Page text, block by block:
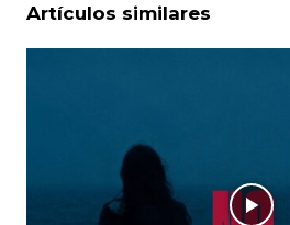
Artículos similares